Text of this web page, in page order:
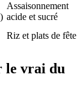
Assaisonnement
acide et sucré
Riz et plats de fête
le vrai du